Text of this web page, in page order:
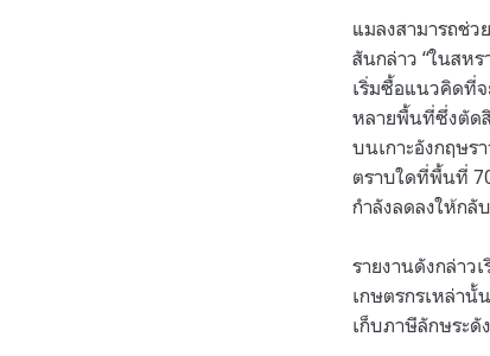
แมลงสามารถช่ว
สันกล่าว “ในสห
เริ่มซื้อแนวคิดที่
หลายพื้นที่ซึ่งตัดสิ
บนเกาะอังกฤษร
ตราบใดที่พื้นที่
กำลังลดลงให้กลั
รายงานดังกล่าว
เกษตรกรเหล่านั้
เก็บภาษีลักษระดั